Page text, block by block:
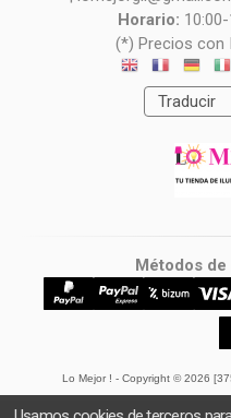
Horario:
(*) Precios con
Métodos
Lo Mejor ! - Copyright © 2026